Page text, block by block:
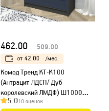
462.00 509.00
от 42.00 /мес.
Kомод Тренд КТ-К100
(Антрацит ЛДСП/ Дуб
королевский ЛМДФ) Ш1000
В1020 Г451
5.010 оценок